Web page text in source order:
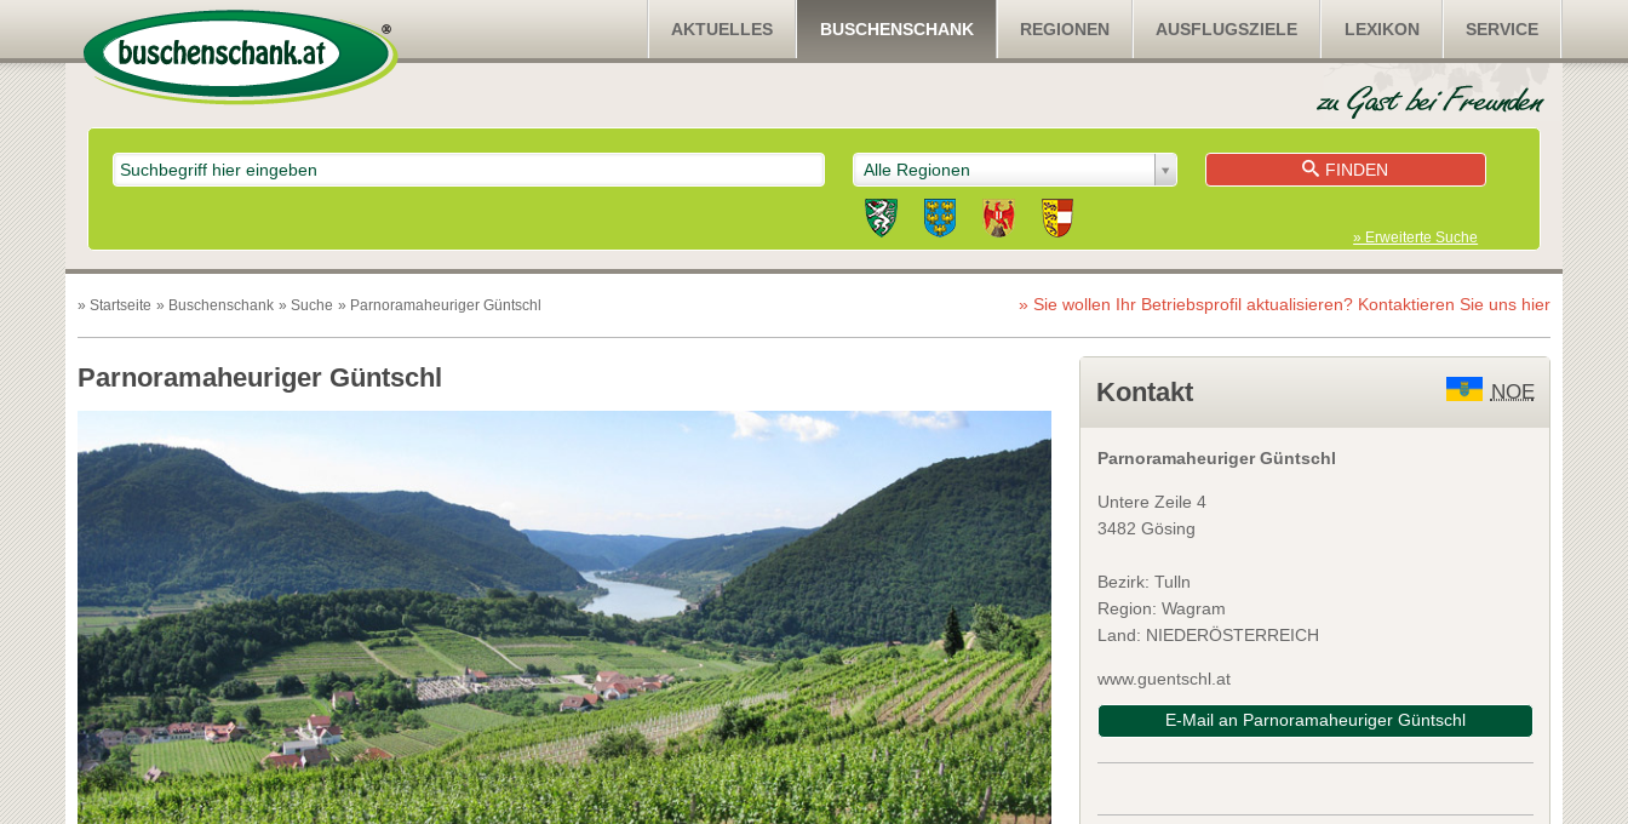
AKTUELLES BUSCHENSCHANK REGIONEN AUSFLUGSZIELE LEXIKON SERVICE
Alle Regionen FINDEN
» Erweiterte Suche
» Startseite » Buschenschank » Suche » Parnoramaheuriger Güntschl
Parnoramaheuriger Güntschl
» Sie wollen Ihr Betriebsprofil aktualisieren? Kontaktieren Sie uns hier
Kontakt NOE
Parnoramaheuriger Güntschl
Untere Zeile 4
3482 Gösing
Bezirk: Tulln
Region: Wagram
Land: NIEDERÖSTERREICH
www.guentschl.at
E-Mail an Parnoramaheuriger Güntschl